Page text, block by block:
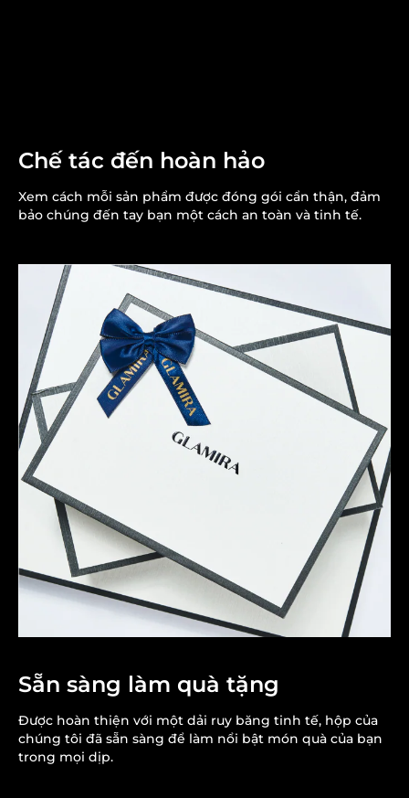
Chế tác đến hoàn hảo
Xem cách mỗi sản phẩm được đóng gói cẩn thận, đảm
bảo chúng đến tay bạn một cách an toàn và tinh tế.
Sẵn sàng làm quà tặng
Được hoàn thiện với một dải ruy băng tinh tế, hộp của
chúng tôi đã sẵn sàng để làm nổi bật món quà của bạn
trong mọi dịp.